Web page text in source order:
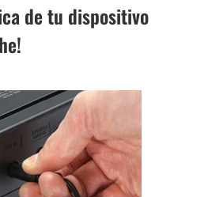
de tu dispositivo